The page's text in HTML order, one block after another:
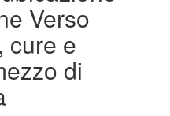
Verso
cure e
di